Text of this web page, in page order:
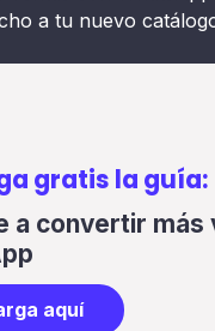
a tu nuevo
gratis la guía:
a convertir más
aquí